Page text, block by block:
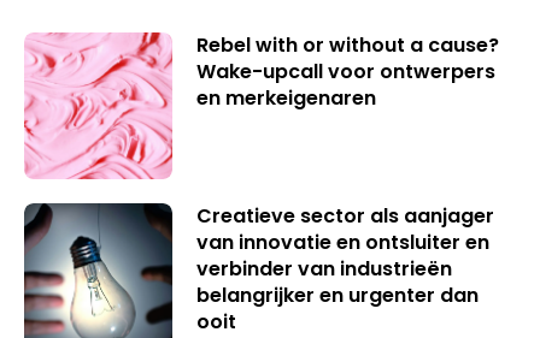
Rebel with or without a cause?
Wake-upcall voor ontwerpers
en merkeigenaren
Creatieve sector als aanjager
van innovatie en ontsluiter en
verbinder van industrieën
belangrijker en urgenter dan
ooit